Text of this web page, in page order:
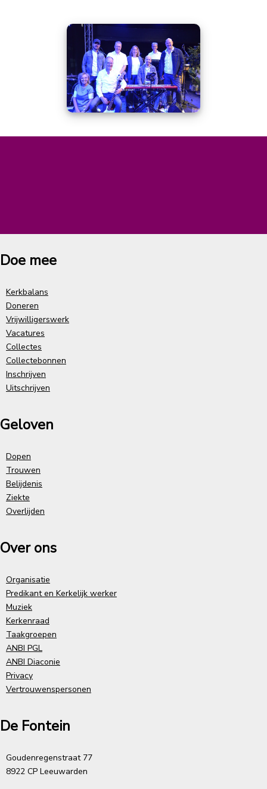
Doe mee
Kerkbalans
Doneren
Vrijwilligerswerk
Vacatures
Collectes
Collectebonnen
Inschrijven
Uitschrijven
Geloven
Dopen
Trouwen
Belijdenis
Ziekte
Overlijden
Over ons
Organisatie
Predikant en Kerkelijk werker
Muziek
Kerkenraad
Taakgroepen
ANBI PGL
ANBI Diaconie
Privacy
Vertrouwenspersonen
De Fontein
Goudenregenstraat 77
8922 CP Leeuwarden